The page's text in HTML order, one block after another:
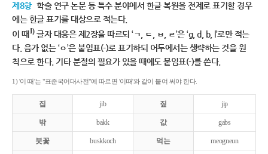
제8항 학술 연구 논문 등 특수 분야에서 한글 복원을 전제로 표기할 경우
에는 한글 표기를 대상으로 적는다.
이 때1)글자 대응은 제2장을 따르되 ‘ㄱ, ㄷ, ㅂ, ㄹ’은 ‘g, d, b, l’로만 적는
다. 음가 없는 ‘ㅇ’은 붙임표(-)로 표기하되 어두에서는 생략하는 것을 원
칙으로 한다. 기타 분절의 필요가 있을 때에도 붙임표(-)를 쓴다.
1) '이 때'는 "표준국어대사전"에 따르면 '이때'와 같이 붙여 써야 한다.
집 jib 짚 jip
밖 bakk 값 gabs
붓꽃 buskkoch 먹는 meogneun